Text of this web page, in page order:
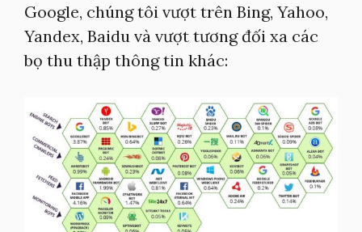
Google, chúng tôi vượt trên Bing, Yahoo,
Yandex, Baidu và vượt tương đối xa các
bọ thu thập thông tin khác: